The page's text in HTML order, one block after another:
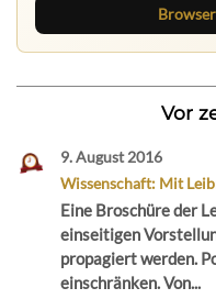
Vor
9. August 2016
Wissenschaft: Mit
Eine Broschüre der
einseitigen
propagiert werden.
einschränken. Von...